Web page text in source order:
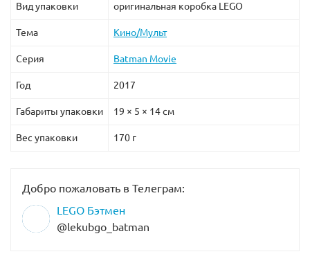
Вид упаковки оригинальная коробка LEGO
Тема Кино/Мульт
Серия Batman Movie
Год 2017
Габариты упаковки 19 × 5 × 14 см
Вес упаковки 170 г
Добро пожаловать в Телеграм:
LEGO Бэтмен
@lekubgo_batman